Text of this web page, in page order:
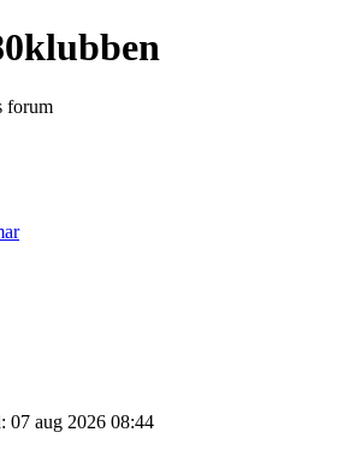
forum
07 aug 2026 08:44